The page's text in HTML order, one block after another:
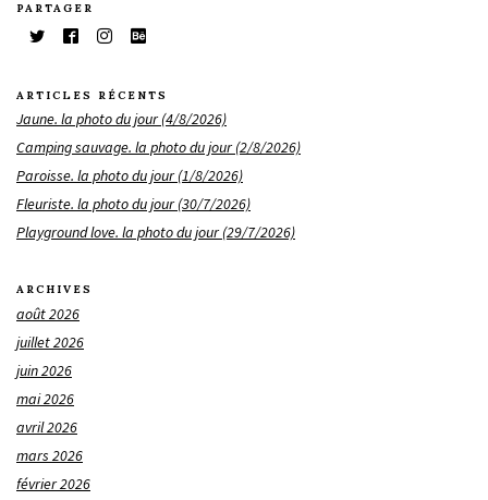
PARTAGER
ARTICLES RÉCENTS
Jaune. la photo du jour (4/8/2026)
Camping sauvage. la photo du jour (2/8/2026)
Paroisse. la photo du jour (1/8/2026)
Fleuriste. la photo du jour (30/7/2026)
Playground love. la photo du jour (29/7/2026)
ARCHIVES
août 2026
juillet 2026
juin 2026
mai 2026
avril 2026
mars 2026
février 2026